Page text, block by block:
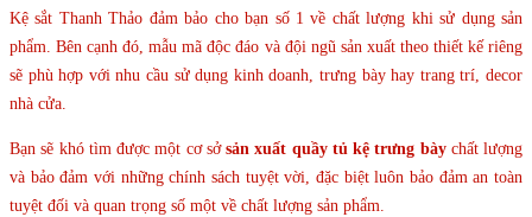
Kệ sắt Thanh Thảo đảm bảo cho bạn số 1 về chất lượng khi sử dụng sản
phẩm. Bên cạnh đó, mẫu mã độc đáo và đội ngũ sản xuất theo thiết kế riêng
sẽ phù hợp với nhu cầu sử dụng kinh doanh, trưng bày hay trang trí, decor
nhà cửa.
Bạn sẽ khó tìm được một cơ sở sản xuất quầy tủ kệ trưng bàychất lượng
và bảo đảm với những chính sách tuyệt vời, đặc biệt luôn bảo đảm an toàn
tuyệt đối và quan trọng số một về chất lượng sản phẩm.